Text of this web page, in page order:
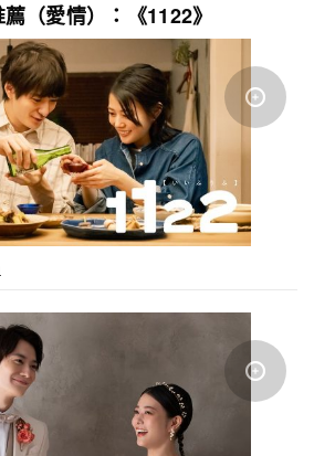
（愛情）：《1122》